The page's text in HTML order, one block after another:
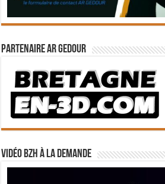
Partenaire Ar Gedour
Vidéo BZH à la demande